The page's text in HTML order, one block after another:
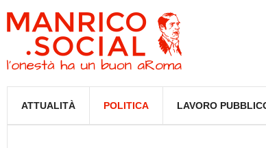
ATTUALITÀ POLITICA LAVORO